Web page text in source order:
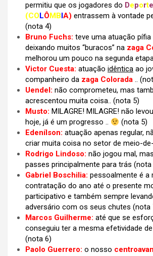
permitiu que os jogadores do Deporte
(COLÔMBIA) entrassem à vontade
(nota 4)
Bruno Fuchs: teve uma atuação
deixando muitos “buracos” na zaga
melhorou um pouco na segunda
Victor Cuesta: atuação idêntica ao
companheiro da zaga Colorada ..
Uendel: não comprometeu, mas
acrescentou muita coisa.. (nota 5)
Musto: MILAGRE! MILAGRE! não levou
hoje, já é um progresso ..
(nota 5)
Edenílson: atuação apenas regular,
criar muita coisa no setor de meio-
Rodrigo Lindoso: não jogou mal,
passes principalmente para trás (nota
Gabriel Boschilia: pessoalmente é a
contratação do ano até o presente
participativo e também sempre
adversário com os seus chutes (nota
Marcos Guilherme: até que se
conseguiu ter a mesma efetividade
(nota 6)
Paolo Guerrero: o nosso